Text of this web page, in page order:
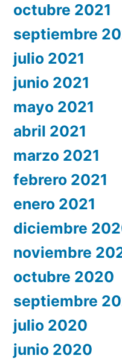
octubre 2021
septiembre
julio 2021
junio 2021
mayo 2021
abril 2021
marzo 2021
febrero 2021
enero 2021
diciembre
noviembre
octubre 2020
septiembre
julio 2020
junio 2020